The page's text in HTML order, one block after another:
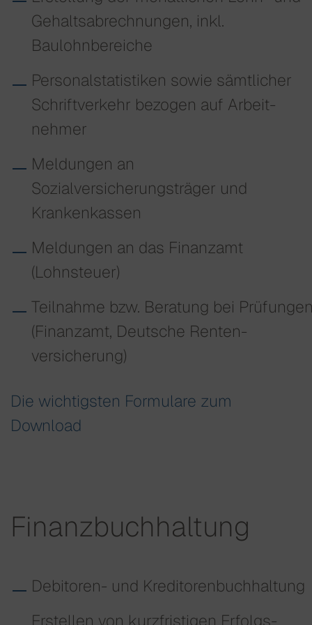
Gehalts­abrechnungen, inkl.
Baulohnbereiche
Personalstatistiken sowie sämtlicher
Schrift­verkehr bezogen auf Arbeit­
nehmer
Meldungen an
Sozialversicherungsträger und
Krankenkassen
Meldungen an das Finanzamt
(Lohnsteuer)
Teilnahme bzw. Beratung bei
(Finanzamt, Deutsche Renten­
versicherung)
Die wichtigsten Formulare zum
Download
Finanzbuchhaltung
Debitoren- und Kreditoren­buchhaltung
Erstellen von kurzfristigen Erfolgs­